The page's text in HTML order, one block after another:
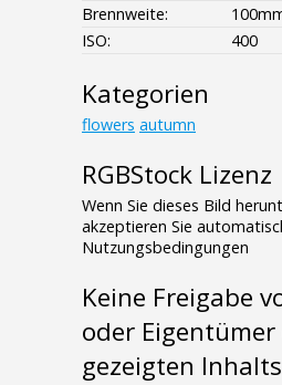
Brennweite:
ISO:
400
Kategorien
flowers autumn
RGBStock Lizenz
Wenn Sie dieses Bild
akzeptieren Sie
Nutzungsbedingungen
Keine Freigabe
oder
gezeigten Inhalts